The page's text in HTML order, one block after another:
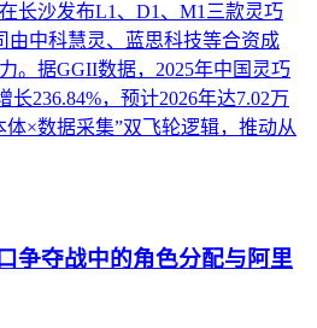
长沙发布L1、D1、M1三款灵巧
由中科慧灵、蓝思科技等合资成
。据GGII数据，2025年中国灵巧
236.84%，预计2026年达7.02万
×数据采集”双飞轮逻辑，推动从
争夺战中的角色分配与阿里